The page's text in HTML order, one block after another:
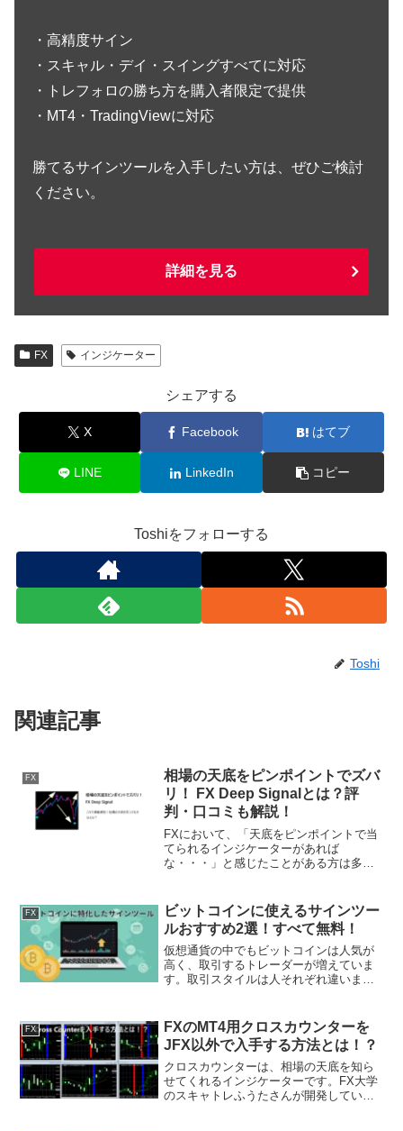
・高精度サイン
・スキャル・デイ・スイングすべてに対応
・トレフォロの勝ち方を購入者限定で提供
・MT4・TradingViewに対応
勝てるサインツールを入手したい方は、ぜひご検討
ください。
詳細を見る
FX インジケーター
シェアする
X Facebook はてブ
LINE LinkedIn コピー
Toshiをフォローする
Toshi
関連記事
FX
相場の天底をピンポイントでズバ
リ！ FX Deep Signalとは？評
判・口コミも解説！
FXにおいて、「天底をピンポイントで当
てられるインジケーターがあれば
な・・・」と感じたことがある方は多い
の、それに近い形を実現できるサインツ
ールとして人気を集めてい...
FX
ビットコインに使えるサインツー
ルおすすめ2選！すべて無料！
仮想通貨の中でもビットコインは人気が
高く、取引するトレーダーが増えていま
す。取引スタイルは人それぞれ違います
す。そして、仮想通貨の中でもビットコ
インは、値幅も広く、運...
FX
FXのMT4用クロスカウンターを
JFX以外で入手する方法とは！？
クロスカウンターは、相場の天底を知ら
せてくれるインジケーターです。FX大学
のスキャトレふうたさんが開発している